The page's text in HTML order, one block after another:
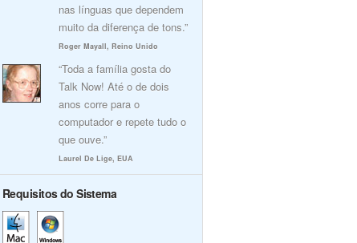
nas línguas que dependem
muito da diferença de tons.”
Roger Mayall, Reino Unido
“Toda a família gosta do
Talk Now! Até o de dois
anos corre para o
computador e repete tudo o
que ouve.”
Laurel De Lige, EUA
Requisitos do Sistema